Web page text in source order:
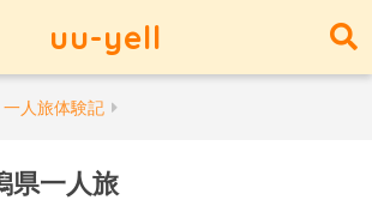
uu-yell
一人旅体験記
一人旅